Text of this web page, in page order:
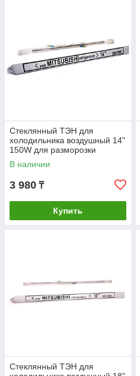
Стеклянный ТЭН для
холодильника воздушный 14"
150W для разморозки
испарителя HTF106UN
26035003 1670
В наличии
3 980 ₸
Купить
Стеклянный ТЭН для